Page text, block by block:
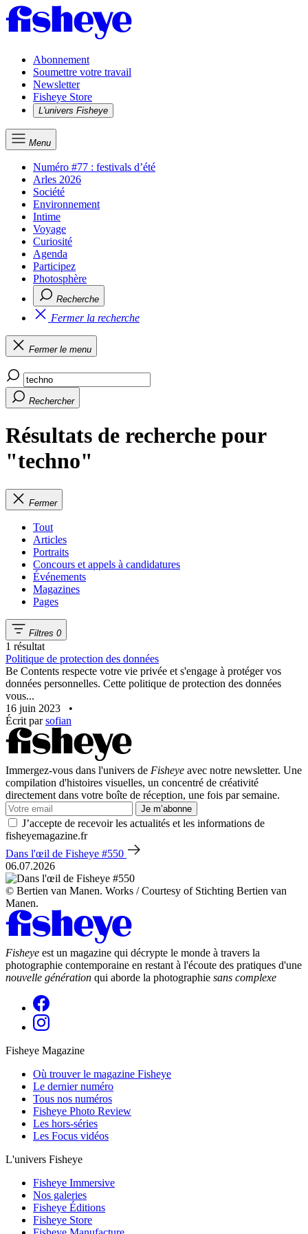
Abonnement
Soumettre votre travail
Newsletter
Fisheye Store
L'univers Fisheye
Menu
Numéro #77 : festivals d’été
Arles 2026
Société
Environnement
Intime
Voyage
Curiosité
Agenda
Participez
Photosphère
Recherche
Fermer la recherche
Fermer le menu
Rechercher
Résultats de recherche pour
"techno"
Fermer
Tout
Articles
Portraits
Concours et appels à candidatures
Événements
Magazines
Pages
Filtres 0
1 résultat
Politique de protection des données
Be Contents respecte votre vie privée et s'engage à protéger vos
données personnelles. Cette politique de protection des données
vous...
16 juin 2023
•
Écrit parsofian
Immergez-vous dans l'univers de Fisheye avec notre newsletter. Une
compilation d'histoires visuelles, un concentré de créativité
directement dans votre boîte de réception, une fois par semaine.
Je m’abonne
J’accepte de recevoir les actualités et les informations de
fisheyemagazine.fr
Dans l'œil de Fisheye #550
06.07.2026
© Bertien van Manen. Works / Courtesy of Stichting Bertien van
Manen.
Fisheye est un magazine qui décrypte le monde à travers la
photographie contemporaine en restant à l'écoute des pratiques d'une
nouvelle génération qui aborde la photographie sans complexe
Fisheye Magazine
Où trouver le magazine Fisheye
Le dernier numéro
Tous nos numéros
Fisheye Photo Review
Les hors-séries
Les Focus vidéos
L'univers Fisheye
Fisheye Immersive
Nos galeries
Fisheye Éditions
Fisheye Store